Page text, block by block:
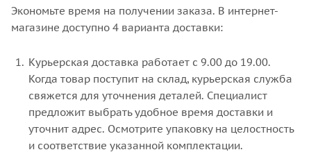
Экономьте время на получении заказа. В интернет-
магазине доступно 4 варианта доставки:
Курьерская доставка работает с 9.00 до 19.00.
Когда товар поступит на склад, курьерская служба
свяжется для уточнения деталей. Специалист
предложит выбрать удобное время доставки и
уточнит адрес. Осмотрите упаковку на целостность
и соответствие указанной комплектации.